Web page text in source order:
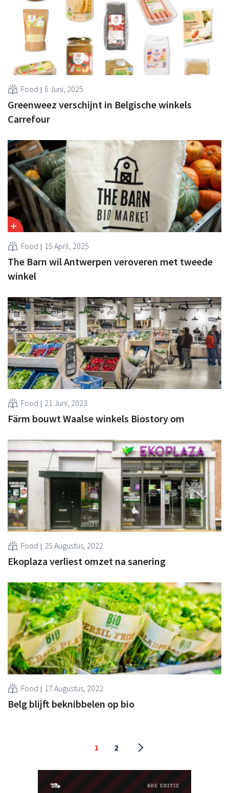
Food 6 Juni, 2025
Greenweez verschijnt in Belgische winkels
Carrefour
Food 15 April, 2025
The Barn wil Antwerpen veroveren met tweede
winkel
Food 21 Juni, 2023
Färm bouwt Waalse winkels Biostory om
Food 25 Augustus, 2022
Ekoplaza verliest omzet na sanering
Food 17 Augustus, 2022
Belg blijft beknibbelen op bio
1 2